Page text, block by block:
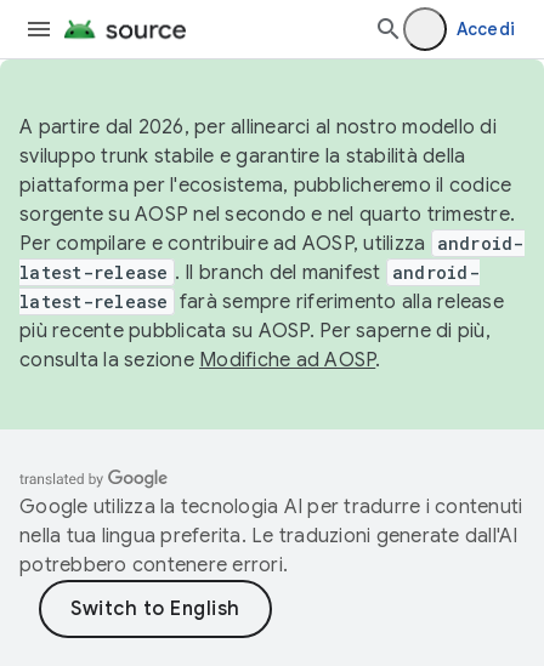
Accedi
A partire dal 2026, per allinearci al nostro modello di
sviluppo trunk stabile e garantire la stabilità della
piattaforma per l'ecosistema, pubblicheremo il codice
sorgente su AOSP nel secondo e nel quarto trimestre.
Per compilare e contribuire ad AOSP, utilizza
android-
latest-release . Il branch del manifest android-
latest-release farà sempre riferimento alla release
più recente pubblicata su AOSP. Per saperne di più,
consulta la sezione Modifiche ad AOSP.
Google utilizza la tecnologia AI per tradurre i contenuti
nella tua lingua preferita. Le traduzioni generate dall'AI
potrebbero contenere errori.